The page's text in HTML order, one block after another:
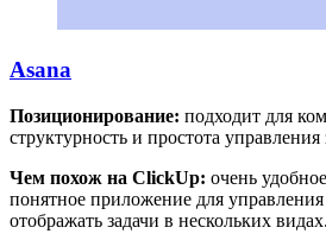
Asana
Позиционирование: подходит для
структурность и простота управления
Чем похож на ClickUp: очень
понятное приложение для
отображать задачи в нескольких видах.